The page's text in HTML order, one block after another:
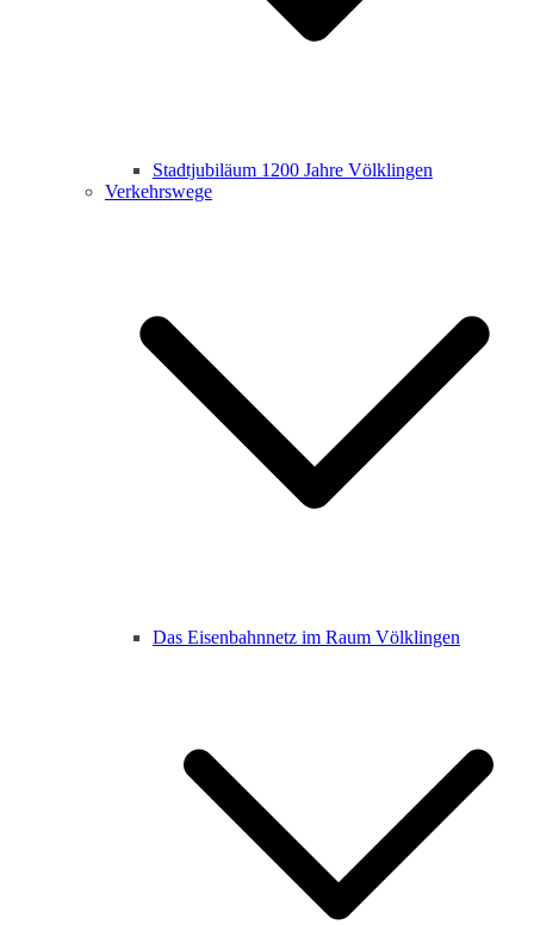
Stadtjubiläum 1200 Jahre Völklingen
Verkehrswege
Das Eisenbahnnetz im Raum Völklingen